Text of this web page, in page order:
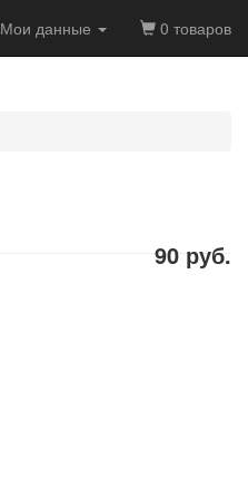
Мои данные 0 товаров
90 руб.